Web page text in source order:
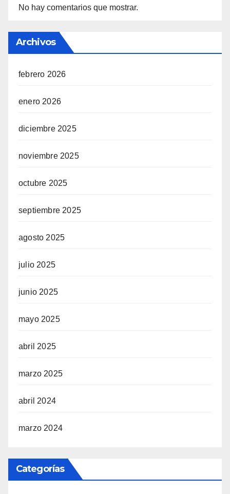
No hay comentarios que mostrar.
Archivos
febrero 2026
enero 2026
diciembre 2025
noviembre 2025
octubre 2025
septiembre 2025
agosto 2025
julio 2025
junio 2025
mayo 2025
abril 2025
marzo 2025
abril 2024
marzo 2024
Categorías